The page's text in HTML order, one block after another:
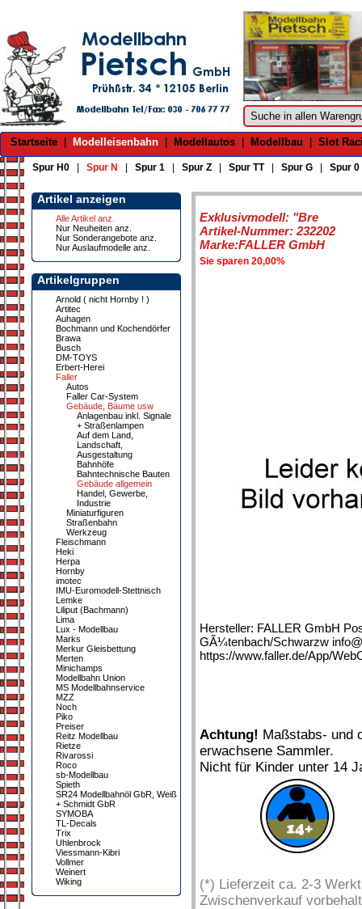
Startseite Modelleisenbahn Modellautos Modellbau Slot
Spur H0 Spur N Spur 1 Spur Z Spur TT| Spur G Spur 0
Artikel anzeigen
Alle Artikel anz.
Nur Neuheiten anz.
Nur Sonderangebote anz.
Nur Auslaufmodelle anz.
Artikelgruppen
Arnold ( nicht Hornby ! )
Artitec
Auhagen
Bochmann und Kochendörfer
Brawa
Busch
DM-TOYS
Erbert-Herei
Faller
Autos
Faller Car-System
Gebäude, Bäume usw
Anlagenbau inkl. Signale
+ Straßenlampen
Auf dem Land,
Landschaft,
Ausgestaltung
Bahnhöfe
Bahntechnische Bauten
Gebäude allgemein
Handel, Gewerbe,
Industrie
Miniaturfiguren
Straßenbahn
Werkzeug
Fleischmann
Heki
Herpa
Hornby
imotec
IMU-Euromodell-Stettnisch
Lemke
Liliput (Bachmann)
Lima
Lux - Modellbau
Marks
Merkur Gleisbettung
Merten
Minichamps
Modellbahn Union
MS Modellbahnservice
MZZ
Noch
Piko
Preiser
Reitz Modellbau
Rietze
Rivarossi
Roco
sb-Modellbau
Spieth
SR24 Modellbahnöl GbR, Weiß
+ Schmidt GbR
SYMOBA
TL-Decals
Trix
Uhlenbrock
Viessmann-Kibri
Vollmer
Weinert
Wiking
Exklusivmodell: "Bre
Artikel-Nummer: 232202
Marke:FALLER GmbH
Sie sparen 20,00%
Hersteller: FALLER GmbH
GÃ¼tenbach/Schwarzw
https://www.faller.de/App/
Achtung! Maßstabs- und
erwachsene Sammler.
Nicht für Kinder unter 14
(*) Lieferzeit ca. 2-3
Zwischenverkauf